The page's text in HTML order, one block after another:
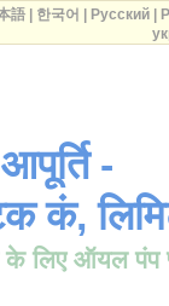
-
कं,
लिए ऑयल पंप
語 한국어 Русский